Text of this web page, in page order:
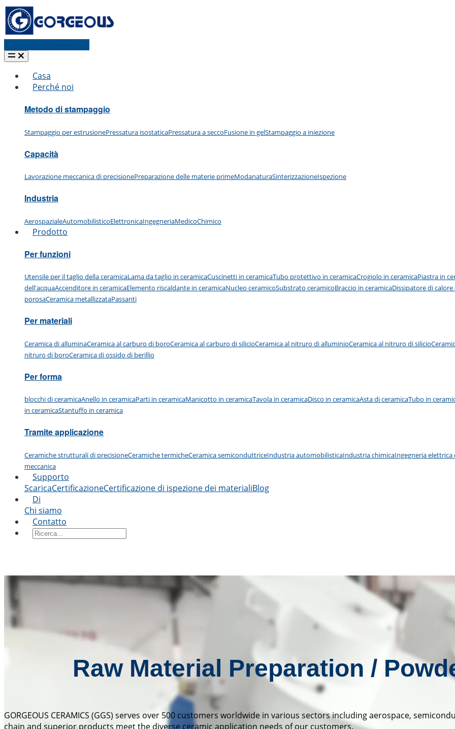
Casa
Perché noi
Metodo di stampaggio
Stampaggio per estrusionePressatura isostaticaPressatura a seccoFusione in gelStampaggio a iniezione
Capacità
Lavorazione meccanica di precisionePreparazione delle materie primeModanaturaSinterizzazioneIspezione
Industria
AerospazialeAutomobilisticoElettronicaIngegneriaMedicoChimico
Prodotto
Per funzioni
Utensile per il taglio della ceramicaLama da taglio in ceramicaCuscinetti in ceramicaTubo protettivo in ceramicaCrogiolo in ceramicaPiastra in
dell'acquaAccenditore in ceramicaElemento riscaldante in ceramicaNucleo ceramicoSubstrato ceramicoBraccio in ceramicaDissipatore di calore
porosaCeramica metallizzataPassanti
Per materiali
Ceramica di alluminaCeramica al carburo di boroCeramica al carburo di silicioCeramica al nitruro di alluminioCeramica al nitruro di silicio
nitruro di boroCeramica di ossido di berillio
Per forma
blocchi di ceramicaAnello in ceramicaParti in ceramicaManicotto in ceramicaTavola in ceramicaDisco in ceramicaAsta di ceramicaTubo in
in ceramicaStantuffo in ceramica
Tramite applicazione
Ceramiche strutturali di precisioneCeramiche termicheCeramica semiconduttriceIndustria automobilisticaIndustria chimicaIngegneria
meccanica
Supporto
ScaricaCertificazioneCertificazione di ispezione dei materialiBlog
Di
Chi siamo
Contatto
Raw Material Preparation /
GORGEOUS CERAMICS (GGS) serves over 500 customers worldwide in various sectors including aerospace,
chain and superior products meet the diverse ceramic application needs of our customers.